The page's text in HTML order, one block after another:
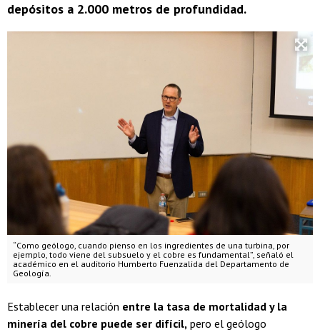
depósitos a 2.000 metros de profundidad.
“Como geólogo, cuando pienso en los ingredientes de una turbina, por
ejemplo, todo viene del subsuelo y el cobre es fundamental”, señaló el
académico en el auditorio Humberto Fuenzalida del Departamento de
Geología.
Establecer una relación entre la tasa de mortalidad y la
minería del cobre puede ser difícil, pero el geólogo